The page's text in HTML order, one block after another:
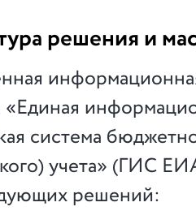
решения и
«Единая
система
учета» (ГИС
решений: